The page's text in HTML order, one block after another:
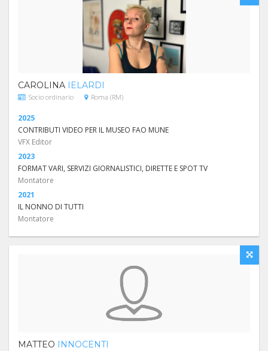
CAROLINA IELARDI
Socio ordinario Roma (RM)
2025
CONTRIBUTI VIDEO PER IL MUSEO FAO MUNE
VFX Editor
2023
FORMAT VARI, SERVIZI GIORNALISTICI, DIRETTE E SPOT TV
Montatore
2021
IL NONNO DI TUTTI
Montatore
MATTEO INNOCENTI